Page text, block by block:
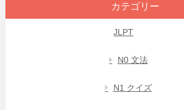
カテゴリー
JLPT
N0 文法
N1 クイズ